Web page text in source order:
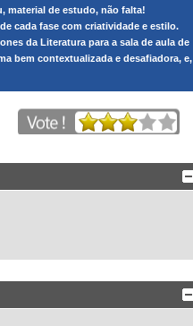
material de estudo, não falta!
cada fase com criatividade e estilo.
da Literatura para a sala de aula de
bem contextualizada e desafiadora, e,